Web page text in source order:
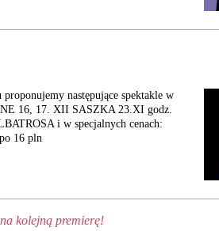
następujące spektakle w
16, 17. XII SASZKA 23.XI godz.
i w specjalnych cenach:
16 pln
kolejną premierę!